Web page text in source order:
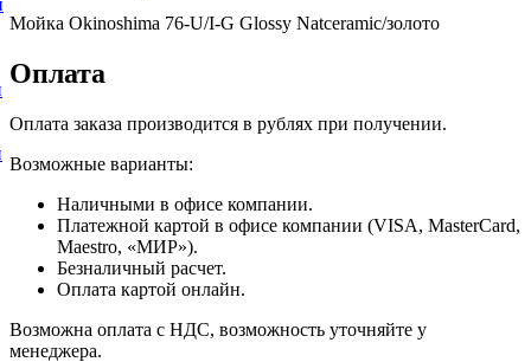
Мойка Okinoshima 76-U/I-G Glossy Natceramic/золото
Оплата
Оплата заказа производится в рублях при получении.
Возможные варианты:
Наличными в офисе компании.
Платежной картой в офисе компании (VISA, MasterCard,
Maestro, «МИР»).
Безналичный расчет.
Оплата картой онлайн.
Возможна оплата с НДС, возможность уточняйте у
менеджера.